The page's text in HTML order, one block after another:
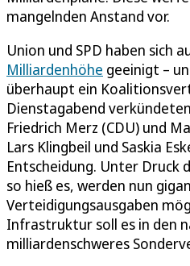
mangelnden Anstand vor.
Union und SPD haben sich
Milliardenhöhe geeinigt –
überhaupt ein
Dienstagabend
Friedrich Merz (CDU) und
Lars Klingbeil und Saskia
Entscheidung. Unter Druck
so hieß es, werden nun
Verteidigungsausgaben
Infrastruktur soll es in den
milliardenschweres